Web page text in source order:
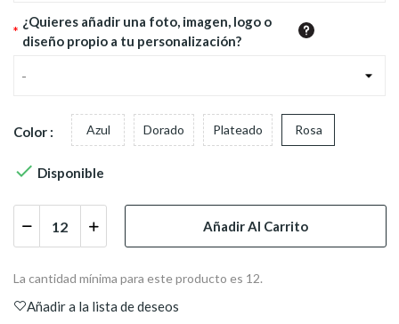
*
¿Quieres añadir una foto, imagen, logo o
diseño propio a tu personalización?
-
Color : Azul Dorado Plateado Rosa
 Disponible
Añadir Al Carrito
La cantidad mínima para este producto es 12.
Añadir a la lista de deseos